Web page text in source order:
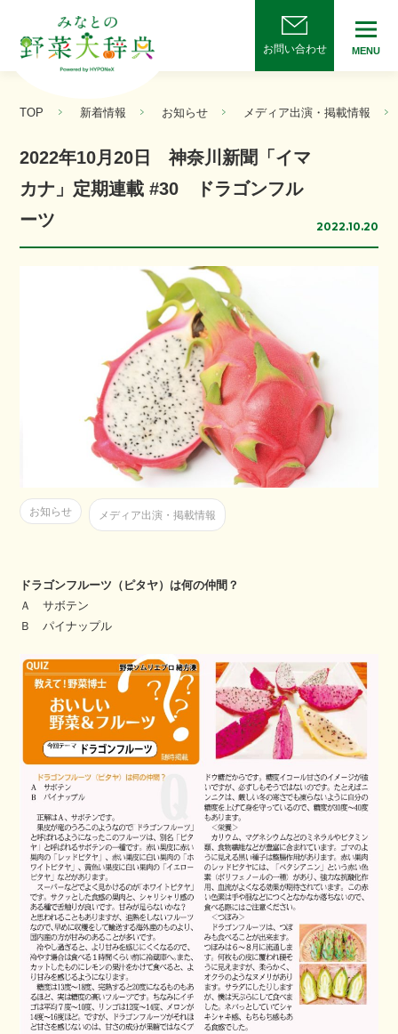
お問い合わせ MENU
TOP 新着情報 お知らせ メディア出演・掲載情報
2022年10月20日 神奈川新聞「イマ
カナ」定期連載 #30 ドラゴンフル
ーツ
2022.10.20
お知らせ メディア出演・掲載情報
ドラゴンフルーツ（ピタヤ）は何の仲間？
Ａ サボテン
Ｂ パイナップル